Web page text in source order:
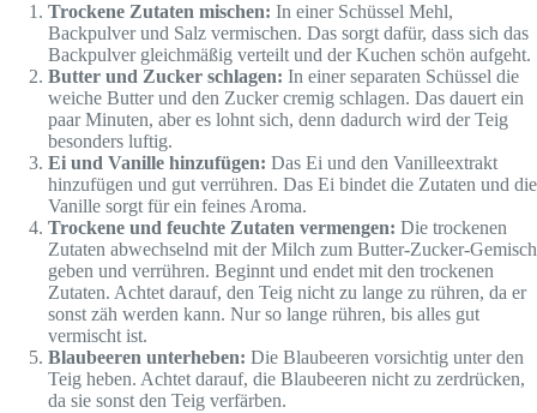
Trockene Zutaten mischen: In einer Schüssel Mehl,
Backpulver und Salz vermischen. Das sorgt dafür, dass sich das
Backpulver gleichmäßig verteilt und der Kuchen schön aufgeht.
Butter und Zucker schlagen: In einer separaten Schüssel die
weiche Butter und den Zucker cremig schlagen. Das dauert ein
paar Minuten, aber es lohnt sich, denn dadurch wird der Teig
besonders luftig.
Ei und Vanille hinzufügen: Das Ei und den Vanilleextrakt
hinzufügen und gut verrühren. Das Ei bindet die Zutaten und die
Vanille sorgt für ein feines Aroma.
Trockene und feuchte Zutaten vermengen: Die trockenen
Zutaten abwechselnd mit der Milch zum Butter-Zucker-Gemisch
geben und verrühren. Beginnt und endet mit den trockenen
Zutaten. Achtet darauf, den Teig nicht zu lange zu rühren, da er
sonst zäh werden kann. Nur so lange rühren, bis alles gut
vermischt ist.
Blaubeeren unterheben: Die Blaubeeren vorsichtig unter den
Teig heben. Achtet darauf, die Blaubeeren nicht zu zerdrücken,
da sie sonst den Teig verfärben.